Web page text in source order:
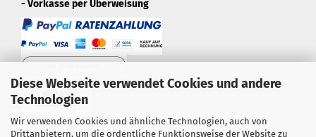
Diese Webseite verwendet Cookies und andere
Technologien
Wir verwenden Cookies und ähnliche Technologien, auch von
Drittanbietern, um die ordentliche Funktionsweise der Website zu
- Vorkasse per Überweisung